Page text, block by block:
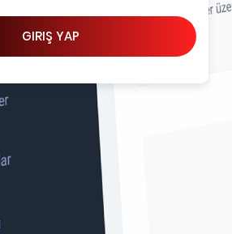
GIRIŞ YAP